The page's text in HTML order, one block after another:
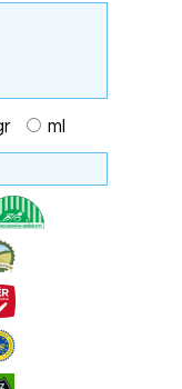
ml